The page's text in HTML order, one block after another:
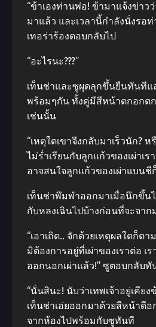
“ข้าเองท่านพ่อ! ข้ามาแจ้งข่าว
มาแล้ว และเวลานี้กำลังนั่งรอ
เทอร่าร้องตอบกลับไป
“อะไรนะ???”
เท็นช่าและซูผุดลุกขึ้นยืนทันทีแ
พร้อมๆกัน ทั้งคู่มีสีหน้าตกอกต
เช่นนั้น
“เหตุใดเขาจึงกลับมาเร็วนัก? ห
ไม่ร่ำเรียนกับลูกแก้วของเผ่าเร
อาจสนใจลูกแก้วของเผ่าแบนชี
เท็นช่าพึมพำออกมาเมื่อนึกขึ้น
กับหลงเฉินไปบ้างก่อนที่จะจาก
“เอาเถิด.. จักด้วยเหตุผลใดก็ต
มิต้องการอยู่ที่เผ่าของเราต่อ เ
ออกนอกเผ่าแล้ว!” ซูตอบกลับทั
“นั่นสินะ! นับว่าเทพเจ้าอยู่เคียง
เท็นช่าเอ่ยออกมาด้วยสีหน้าดีอ
จากห้องไปพร้อมกับซูทันที